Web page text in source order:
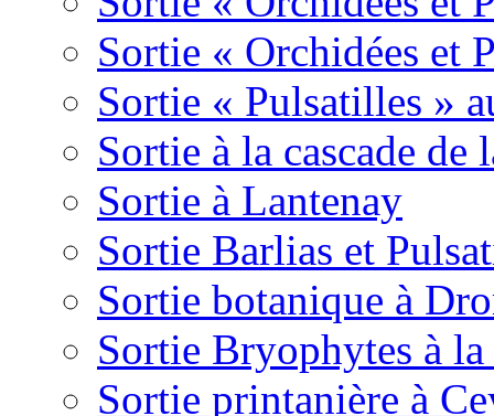
Sortie « Orchidées et
Sortie « Pulsatilles »
Sortie à la cascade de
Sortie à Lantenay
Sortie Barlias et
Sortie botanique à
Sortie Bryophytes à la
Sortie printanière à